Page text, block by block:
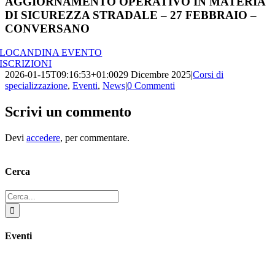
DI SICUREZZA STRADALE – 27 FEBBRAIO –
CONVERSANO
LOCANDINA EVENTO
ISCRIZIONI
2026-01-15T09:16:53+01:0029 Dicembre 2025|Corsi di
specializzazione, Eventi, News|0 Commenti
Scrivi un commento
Devi accedere, per commentare.
Cerca
Cerca
per:
Eventi